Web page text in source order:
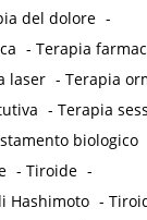
del dolore -
-Terapia
laser -Terapia
-Terapia
biologico
-Tiroide -
Hashimoto -